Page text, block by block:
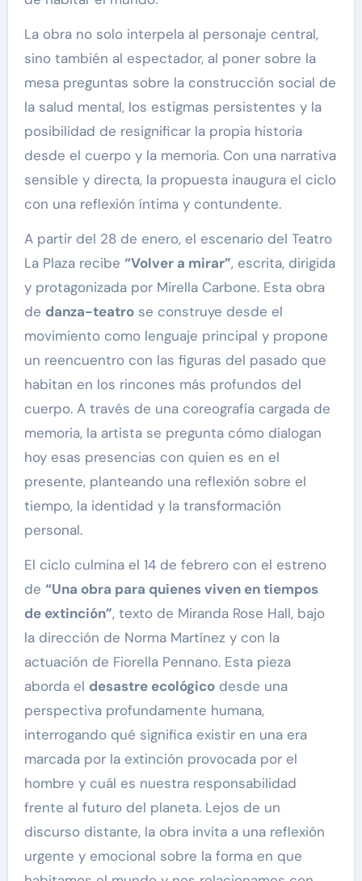
La obra no solo interpela al personaje central,
sino también al espectador, al poner sobre la
mesa preguntas sobre la construcción social de
la salud mental, los estigmas persistentes y la
posibilidad de resignificar la propia historia
desde el cuerpo y la memoria. Con una narrativa
sensible y directa, la propuesta inaugura el ciclo
con una reflexión íntima y contundente.
A partir del 28 de enero, el escenario del Teatro
La Plaza recibe “Volver a mirar”, escrita, dirigida
y protagonizada por Mirella Carbone. Esta obra
de danza-teatrose construye desde el
movimiento como lenguaje principal y propone
un reencuentro con las figuras del pasado que
habitan en los rincones más profundos del
cuerpo. A través de una coreografía cargada de
memoria, la artista se pregunta cómo dialogan
hoy esas presencias con quien es en el
presente, planteando una reflexión sobre el
tiempo, la identidad y la transformación
personal.
El ciclo culmina el 14 de febrero con el estreno
de “Una obra para quienes viven en tiempos
de extinción”, texto de Miranda Rose Hall, bajo
la dirección de Norma Martínez y con la
actuación de Fiorella Pennano. Esta pieza
aborda el desastre ecológicodesde una
perspectiva profundamente humana,
interrogando qué significa existir en una era
marcada por la extinción provocada por el
hombre y cuál es nuestra responsabilidad
frente al futuro del planeta. Lejos de un
discurso distante, la obra invita a una reflexión
urgente y emocional sobre la forma en que